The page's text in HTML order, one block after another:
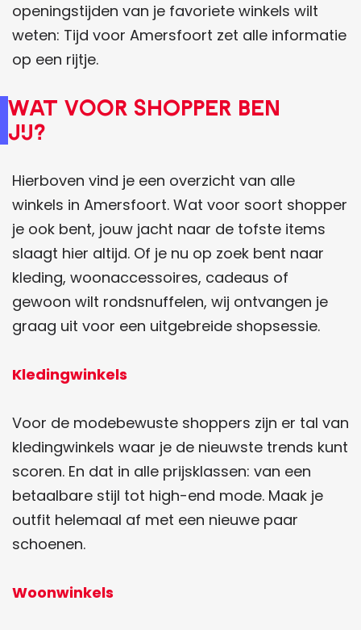
openingstijden van je favoriete winkels wilt
weten: Tijd voor Amersfoort zet alle informatie
op een rijtje.
Wat voor shopper ben
jij?
Hierboven vind je een overzicht van alle
winkels in Amersfoort. Wat voor soort shopper
je ook bent, jouw jacht naar de tofste items
slaagt hier altijd. Of je nu op zoek bent naar
kleding, woonaccessoires, cadeaus of
gewoon wilt rondsnuffelen, wij ontvangen je
graag uit voor een uitgebreide shopsessie.
Kledingwinkels
Voor de modebewuste shoppers zijn er tal van
kledingwinkels waar je de nieuwste trends kunt
scoren. En dat in alle prijsklassen: van een
betaalbare stijl tot high-end mode. Maak je
outfit helemaal af met een nieuwe paar
schoenen.
Woonwinkels